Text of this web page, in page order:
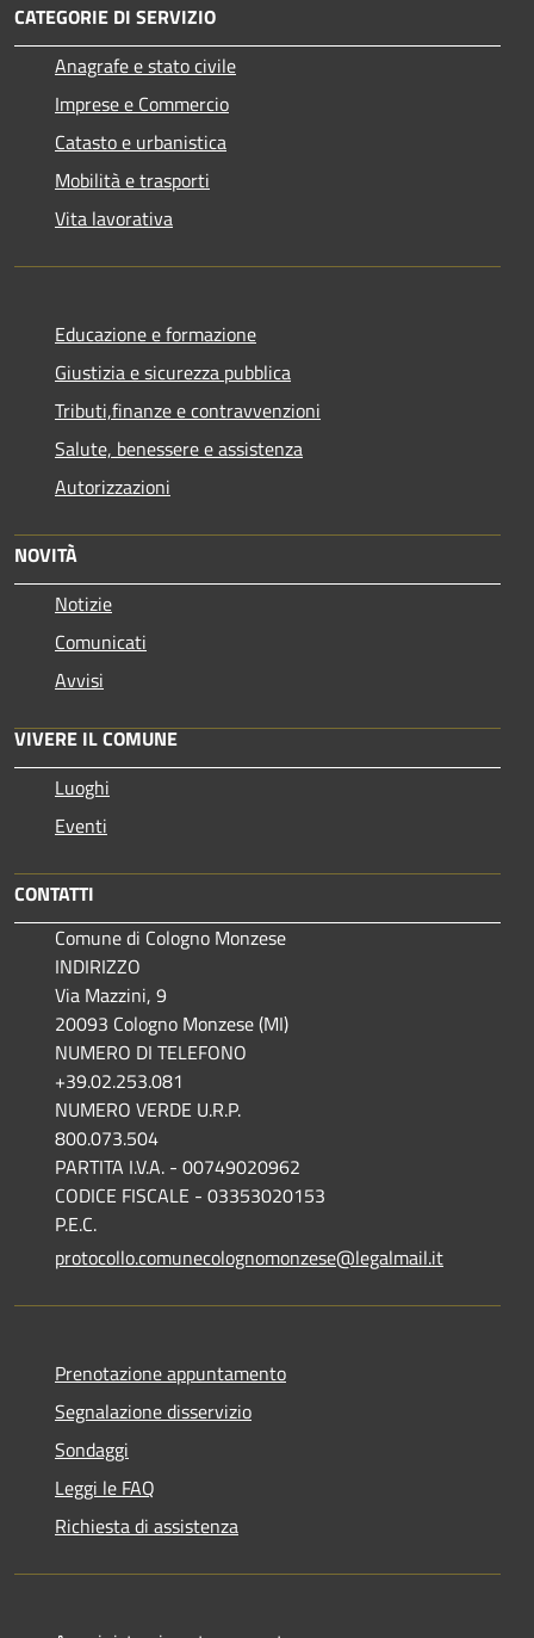
CATEGORIE DI SERVIZIO
Anagrafe e stato civile
Imprese e Commercio
Catasto e urbanistica
Mobilità e trasporti
Vita lavorativa
Educazione e formazione
Giustizia e sicurezza pubblica
Tributi,finanze e contravvenzioni
Salute, benessere e assistenza
Autorizzazioni
NOVITÀ
Notizie
Comunicati
Avvisi
VIVERE IL COMUNE
Luoghi
Eventi
CONTATTI
Comune di Cologno Monzese
INDIRIZZO
Via Mazzini, 9
20093 Cologno Monzese (MI)
NUMERO DI TELEFONO
+39.02.253.081
NUMERO VERDE U.R.P.
800.073.504
PARTITA I.V.A. - 00749020962
CODICE FISCALE - 03353020153
P.E.C.
protocollo.comunecolognomonzese@legalmail.it
Prenotazione appuntamento
Segnalazione disservizio
Sondaggi
Leggi le FAQ
Richiesta di assistenza